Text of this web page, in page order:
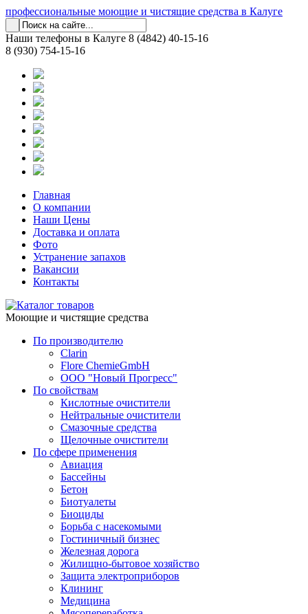
профессиональные моющие и чистящие средства в Калуге
Наши телефоны в Калуге 8 (4842) 40-15-16
8 (930) 754-15-16
Главная
О компании
Наши Цены
Доставка и оплата
Фото
Устранение запахов
Вакансии
Контакты
Моющие и чистящие средства
По производителю
Clarin
Flore ChemieGmbH
ООО "Новый Прогресс"
По свойствам
Кислотные очистители
Нейтральные очистители
Смазочные средства
Щелочные очистители
По сфере применения
Авиация
Бассейны
Бетон
Биотуалеты
Биоциды
Борьба с насекомыми
Гостиничный бизнес
Железная дорога
Жилищно-бытовое хозяйство
Защита электроприборов
Клининг
Медицина